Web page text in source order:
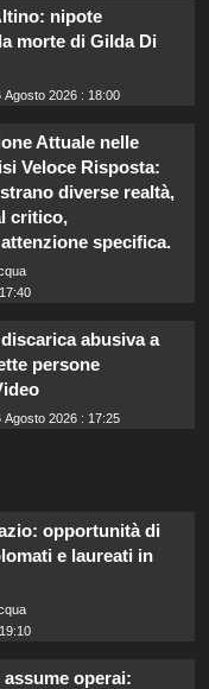
nipote
morte di Gilda Di
Agosto 2026 : 18:00
Attuale nelle
Veloce Risposta:
diverse realtà,
critico,
specifica.
abusiva a
persone
Agosto 2026 : 17:25
opportunità di
e laureati in
operai: